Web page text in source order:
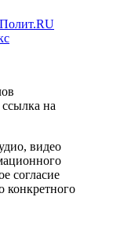
на
видео
согласие
конкретного